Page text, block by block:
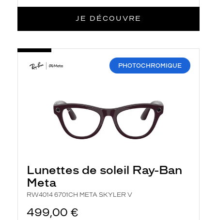
JE DÉCOUVRE
PHOTOCHROMIQUE
Lunettes de soleil Ray-Ban
Meta
RW4014 6701CH META SKYLER V
499,00 €
-
6701CH
META